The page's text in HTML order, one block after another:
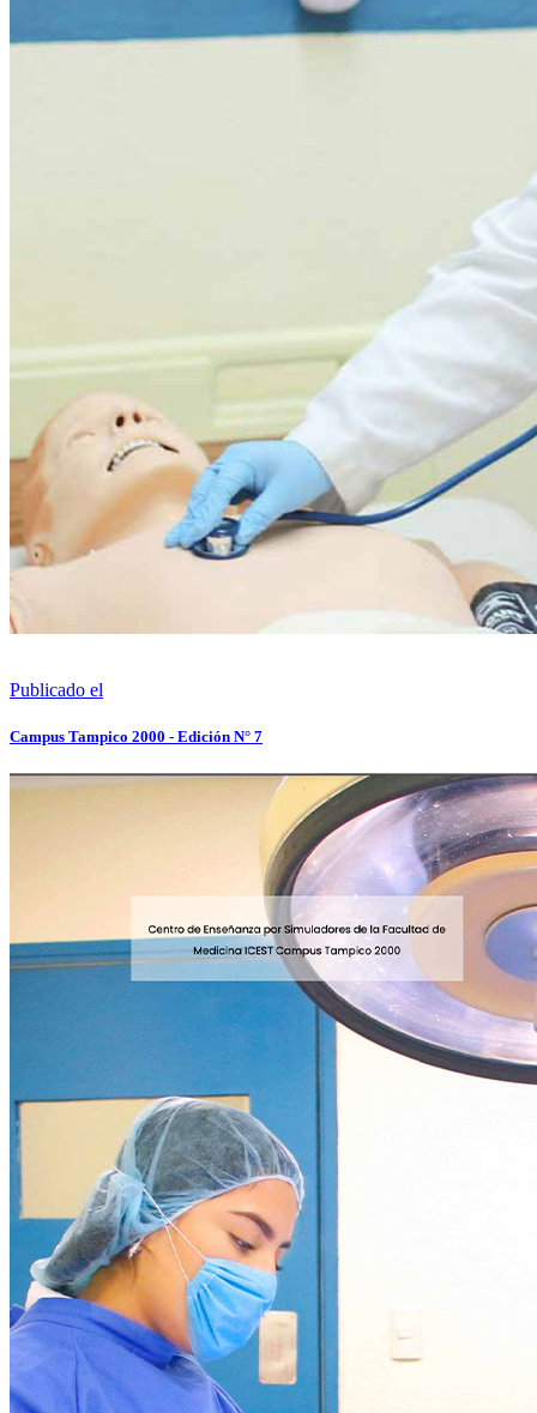
Publicado el
Campus Tampico 2000 - Edición N° 7